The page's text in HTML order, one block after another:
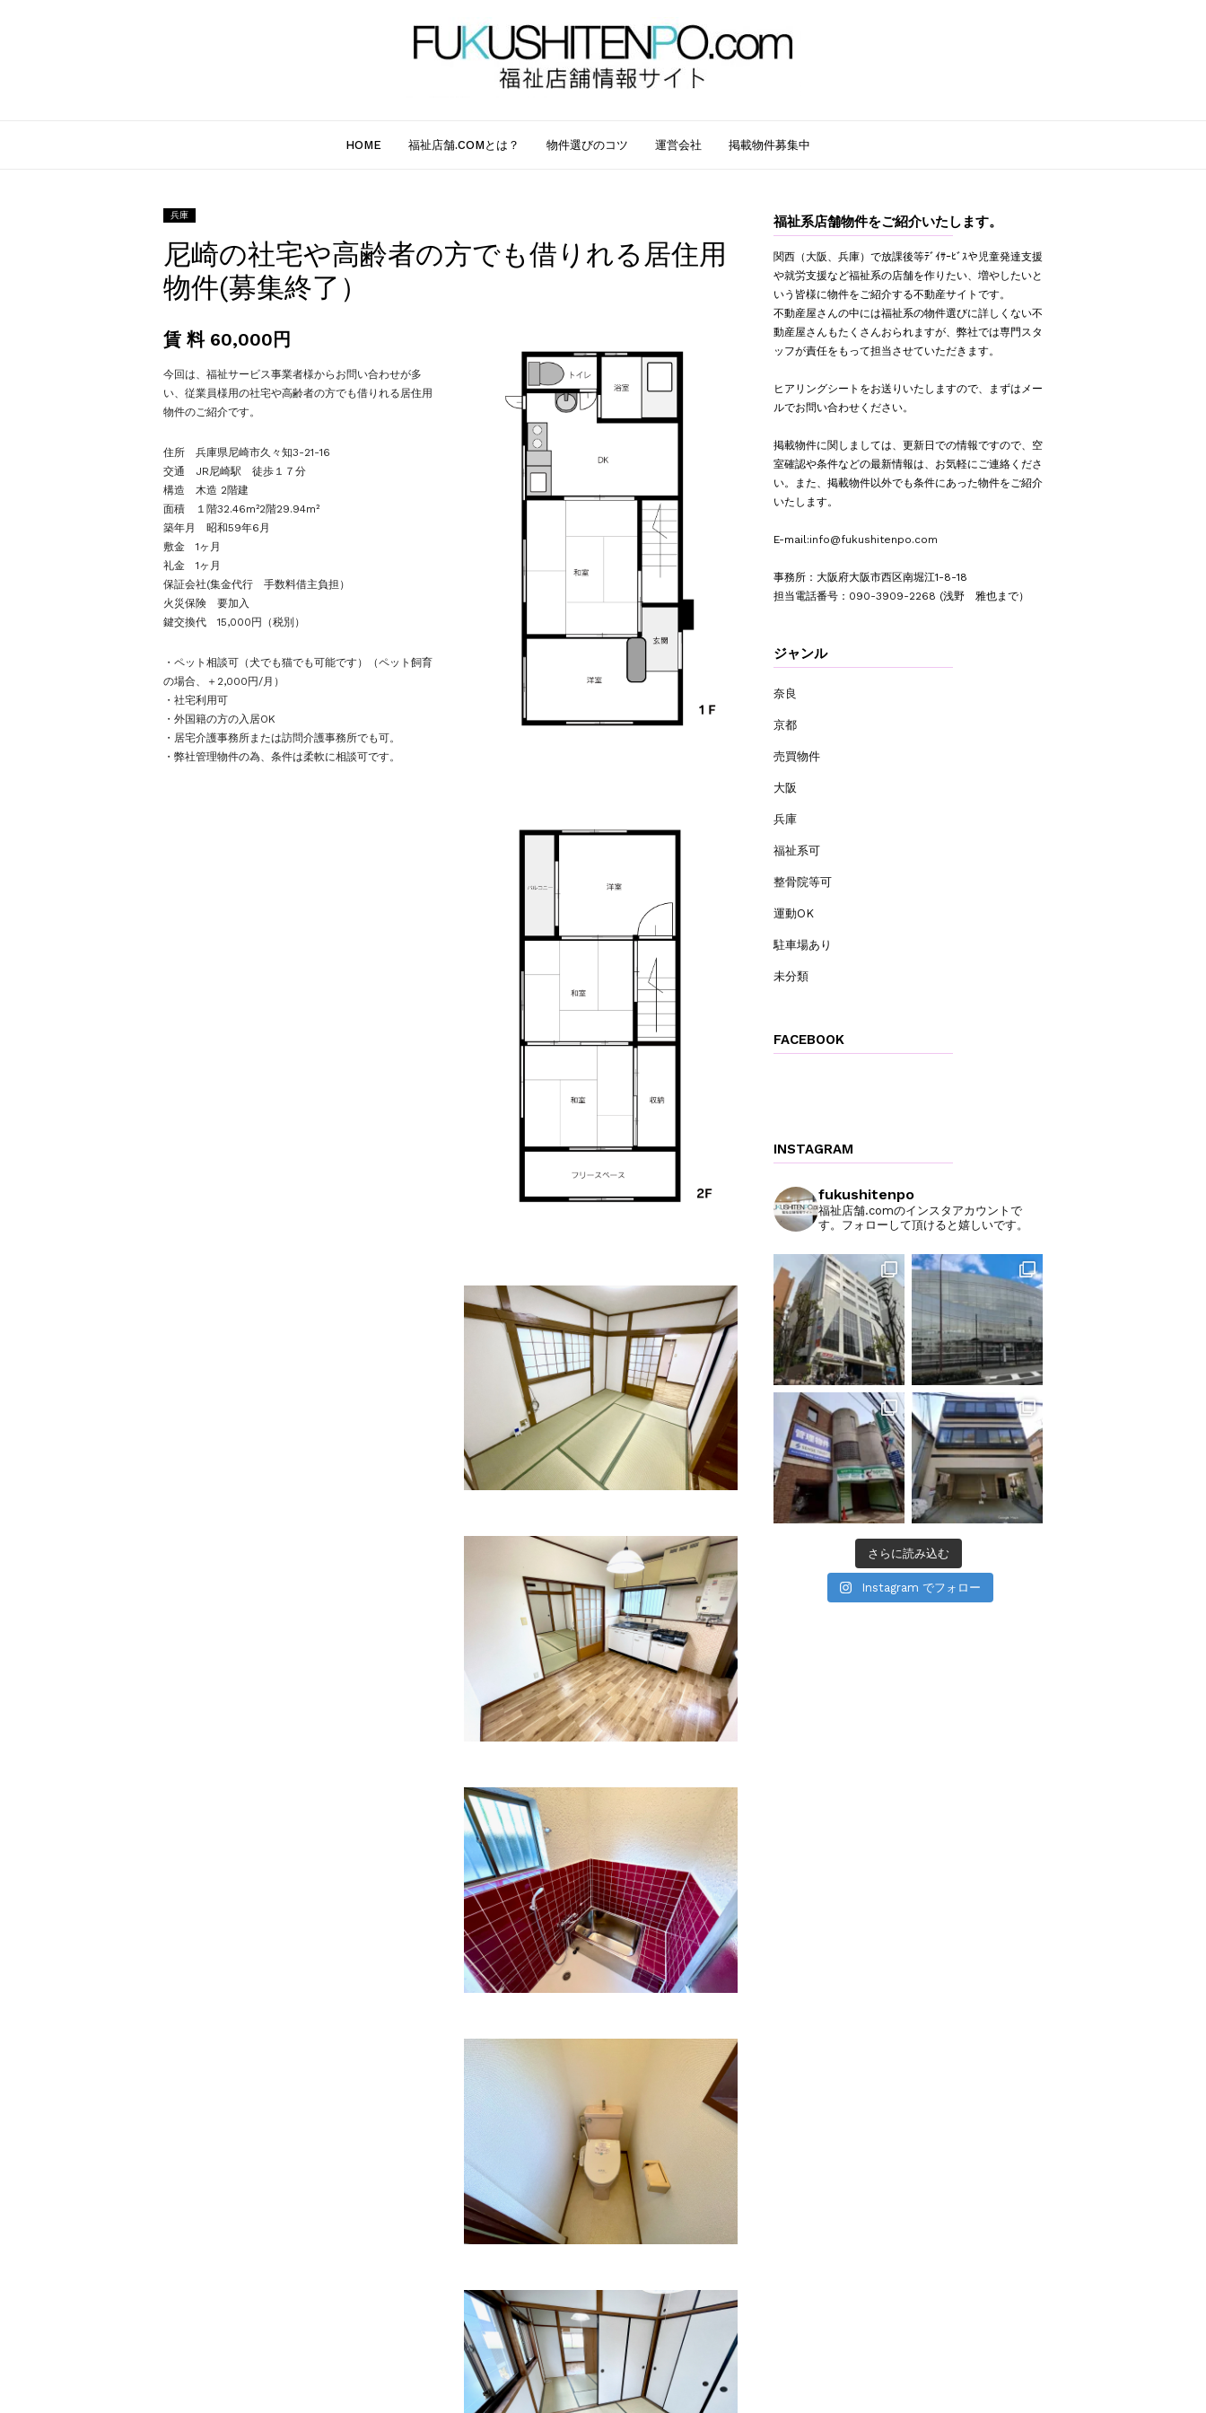
HOME 福祉店舗.COMとは？ 物件選びのコツ 運営会社 掲載物件募集中
兵庫
尼崎の社宅や高齢者の方でも借りれる居住用
物件(募集終了）
賃 料 60,000円
今回は、福祉サービス事業者様からお問い合わせが多
い、従業員様用の社宅や高齢者の方でも借りれる居住用
物件のご紹介です。
住所 兵庫県尼崎市久々知3-21-16
交通 JR尼崎駅 徒歩１７分
構造 木造 2階建
面積 １階32.46m²2階29.94m²
築年月 昭和59年6月
敷金 1ヶ⽉
礼金 1ヶ⽉
保証会社(集金代行 手数料借主負担）
火災保険 要加入
鍵交換代 15,000円（税別）
・ペット相談可（犬でも猫でも可能です）（ペット飼育
の場合、＋2,000円/月）
・社宅利用可
・外国籍の方の入居OK
・居宅介護事務所または訪問介護事務所でも可。
・弊社管理物件の為、条件は柔軟に相談可です。
福祉系店舗物件をご紹介いたします。
関西（大阪、兵庫）で放課後等ﾃﾞｲｻｰﾋﾞｽや児童発達支援
や就労支援など福祉系の店舗を作りたい、増やしたいと
いう皆様に物件をご紹介する不動産サイトです。
不動産屋さんの中には福祉系の物件選びに詳しくない不
動産屋さんもたくさんおられますが、弊社では専門スタ
ッフが責任をもって担当させていただきます。
ヒアリングシートをお送りいたしますので、まずはメー
ルでお問い合わせください。
掲載物件に関しましては、更新日での情報ですので、空
室確認や条件などの最新情報は、お気軽にご連絡くださ
い。また、掲載物件以外でも条件にあった物件をご紹介
いたします。
E-mail:info@fukushitenpo.com
事務所：大阪府大阪市西区南堀江1-8-18
担当電話番号： 090-3909-2268 (浅野 雅也まで）
ジャンル
奈良
京都
売買物件
大阪
兵庫
福祉系可
整骨院等可
運動OK
駐車場あり
未分類
FACEBOOK
INSTAGRAM
fukushitenpo
福祉店舗.comのインスタアカウントで
す。フォローして頂けると嬉しいです。
さらに読み込む
Instagram でフォロー